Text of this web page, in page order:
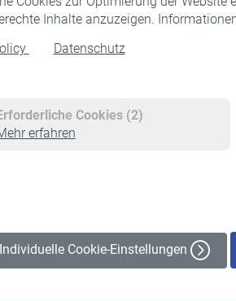
Inhalte anzuzeigen.
Datenschutz
Cookies (2)
erfahren
Individuelle Cookie-Einstellungen
Staatliche Förderung